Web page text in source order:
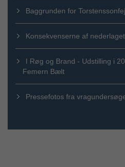
Baggrunden for
Konsekvenserne af
I Røg og Brand - Udstilling i
Femern Bælt
Pressefotos fra